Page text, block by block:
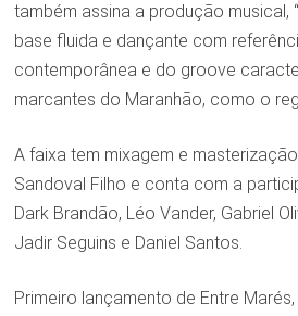
também assina a produção musical,
base fluida e dançante com
contemporânea e do groove
marcantes do Maranhão, como o
A faixa tem mixagem e
Sandoval Filho e conta com a
Dark Brandão, Léo Vander, Gabriel
Jadir Seguins e Daniel Santos.
Primeiro lançamento de Entre Marés,